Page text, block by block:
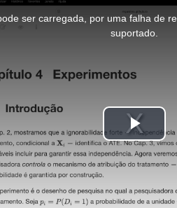
ser carregada, por uma falha de
suportado.